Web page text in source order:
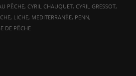
PÊCHE, CYRIL CHAUQUET, CYRIL GRESSOT,
, LICHE, MEDITERRANÉE, PENN,
DE PÊCHE